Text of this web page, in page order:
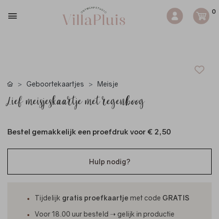
0
Geboortekaartjes Meisje
Lief meisjeskaartje met regenboog
Bestel gemakkelijk een proefdruk voor € 2,50
Hulp nodig?
Tijdelijk gratis proefkaartje met code GRATIS
Voor 18.00 uur besteld ➝ gelijk in productie